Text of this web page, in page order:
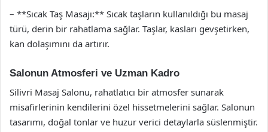
– **Sıcak Taş Masajı:** Sıcak taşların kullanıldığı bu masaj
türü, derin bir rahatlama sağlar. Taşlar, kasları gevşetirken,
kan dolaşımını da artırır.
Salonun Atmosferi ve Uzman Kadro
Silivri Masaj Salonu, rahatlatıcı bir atmosfer sunarak
misafirlerinin kendilerini özel hissetmelerini sağlar. Salonun
tasarımı, doğal tonlar ve huzur verici detaylarla süslenmiştir.